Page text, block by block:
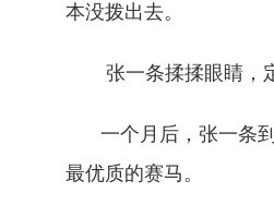
本没拨出去。
张一条揉揉眼睛，
一个月后，张一条
最优质的赛马。